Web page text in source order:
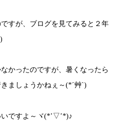
すが、ブログを見てみると２年
かったのですが、暑くなったら
ましょうかねぇ～(*´艸`)
ですよ～ヾ(*’▽’*)♪